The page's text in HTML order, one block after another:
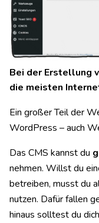
Bei der Erstellung
die meisten
Ein großer Teil der
WordPress – auch
Das CMS kannst du
nehmen. Willst du
betreiben, musst du
nutzen. Dafür fallen
hinaus solltest du